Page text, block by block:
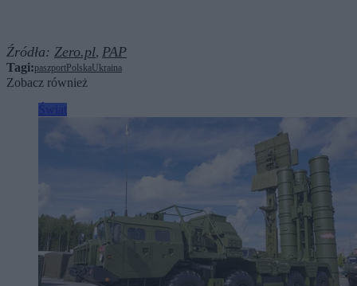
Źródła: Zero.pl, PAP
Tagi:paszport PolskaUkraina
Zobacz również